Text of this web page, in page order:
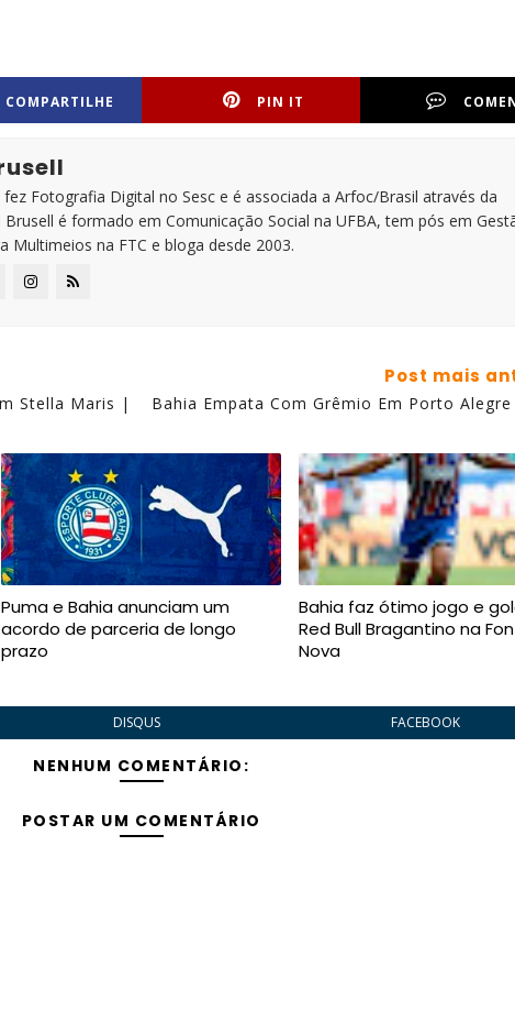
COMPARTILHE PIN IT
fez Fotografia Digital no Sesc e é associada a Arfoc/Brasil através da
é formado em Comunicação Social na UFBA, tem pós em
Multimeios na FTC e bloga desde 2003.
Stella Maris |
Post mais
Bahia Empata Com Grêmio Em Porto
Puma e Bahia anunciam um
acordo de parceria de longo
prazo
Bahia faz ótimo jogo e
Red Bull Bragantino na
Nova
DISQUS FACEBOOK
NENHUM COMENTÁRIO:
POSTAR UM COMENTÁRIO